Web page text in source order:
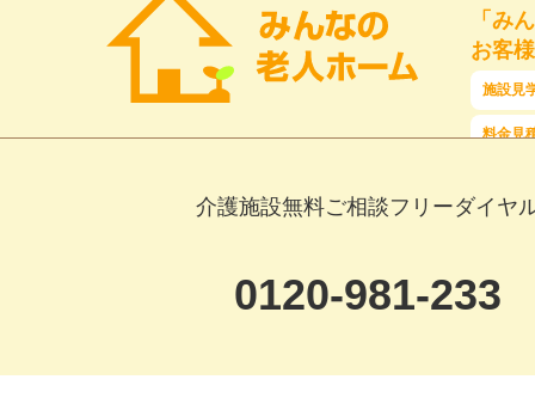
「み
お客
施設見
料金見
介護施設無料ご相談フリーダイヤ
0120-981-233